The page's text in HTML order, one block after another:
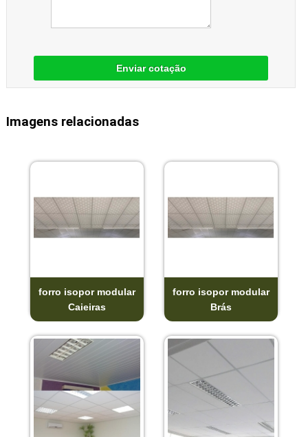
Enviar cotação
Imagens relacionadas
forro isopor modular
Caieiras
forro isopor modular
Brás